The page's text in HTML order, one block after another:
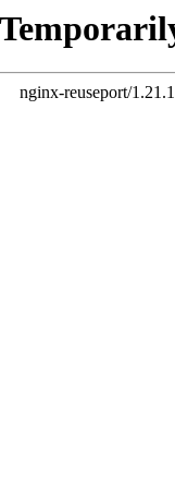
nginx-reuseport/1.21.1